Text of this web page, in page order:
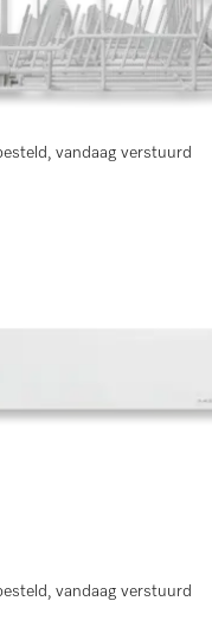
vandaag verstuurd
vandaag verstuurd